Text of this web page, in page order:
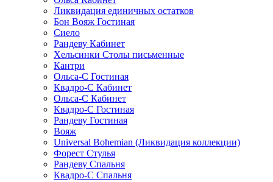
Ликвидация единичных остатков
Бон Вояж Гостиная
Сиело
Рандеву Кабинет
Хельсинки Столы письменные
Кантри
Ольса-С Гостиная
Квадро-С Кабинет
Ольса-С Кабинет
Квадро-С Гостиная
Рандеву Гостиная
Вояж
Universal Bohemian (Ликвидация коллекции)
Форест Стулья
Рандеву Спальня
Квадро-С Спальня